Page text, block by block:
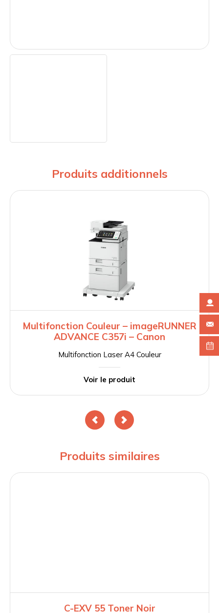
Produits additionnels
Multifonction Couleur – imageRUNNER
ADVANCE C357i – Canon
Multifonction Laser A4 Couleur
Voir le produit
Produits similaires
C-EXV 55 Toner Noir